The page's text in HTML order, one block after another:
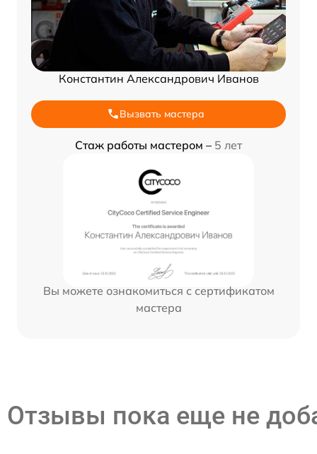
Константин Александрович Иванов
Вызвать мастера
Стаж работы мастером – 5 лет
Вы можете ознакомиться с сертификатом
мастера
Отзывы пока еще не